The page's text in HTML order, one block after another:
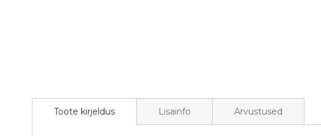
Toote kirjeldus Lisainfo Arvustused